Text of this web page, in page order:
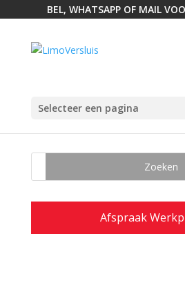
BEL, WHATSAPP OF MAIL
Selecteer een pagina
Afspraak